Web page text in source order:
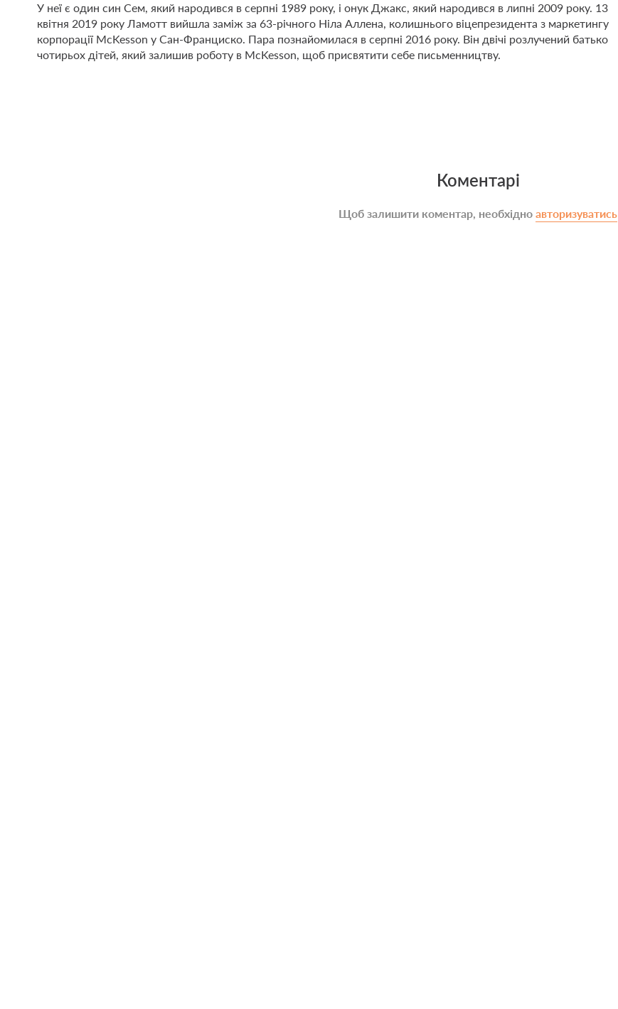
У неї є один син Сем, який народився в серпні 1989 року, і онук Джакс, який народився в липні 2009 року. 13
квітня 2019 року Ламотт вийшла заміж за 63-річного Ніла Аллена, колишнього віцепрезидента з маркетингу
корпорації McKesson у Сан-Франциско. Пара познайомилася в серпні 2016 року. Він двічі розлучений батько
чотирьох дітей, який залишив роботу в McKesson, щоб присвятити себе письменництву.
Коментарі
Щоб залишити коментар, необхідно авторизуватись